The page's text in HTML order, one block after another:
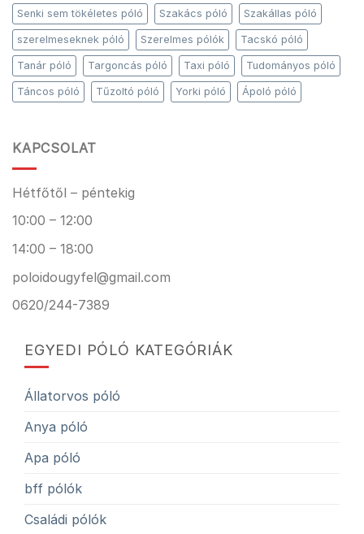
Senki sem tökéletes póló Szakács póló Szakállas póló
szerelmeseknek póló Szerelmes pólók Tacskó póló
Tanár póló Targoncás póló Taxi póló Tudományos póló
Táncos póló Tűzoltó póló Yorki póló Ápoló póló
KAPCSOLAT
Hétfőtől – péntekig
10:00 – 12:00
14:00 – 18:00
poloidougyfel@gmail.com
0620/244-7389
EGYEDI PÓLÓ KATEGÓRIÁK
Állatorvos póló
Anya póló
Apa póló
bff pólók
Családi pólók